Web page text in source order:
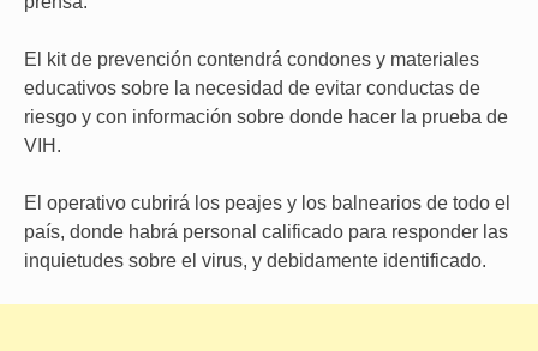
El kit de prevención contendrá condones y materiales
educativos sobre la necesidad de evitar conductas de
riesgo y con información sobre donde hacer la prueba de
VIH.
El operativo cubrirá los peajes y los balnearios de todo el
país, donde habrá personal calificado para responder las
inquietudes sobre el virus, y debidamente identificado.